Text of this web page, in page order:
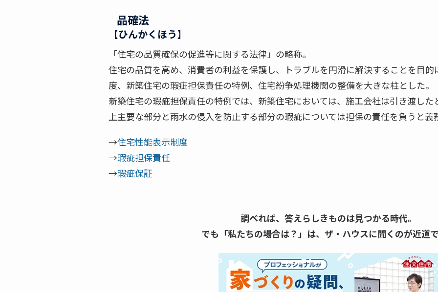
品確法
【ひんかくほう】
「住宅の品質確保の促進等に関する法律」の略称。
住宅の品質を高め、消費者の利益を保護し、トラブルを円滑に解決することを目
度、新築住宅の瑕疵担保責任の特例、住宅紛争処理機関の整備を大きな柱とした。
新築住宅の瑕疵担保責任の特例では、新築住宅においては、施工会社は引き渡し
上主要な部分と雨水の侵入を防止する部分の瑕疵については担保の責任を負うと義
→住宅性能表示制度
→瑕疵担保責任
→瑕疵保証
調べれば、答えらしきものは見つかる時代。
でも「私たちの場合は？」は、 ザ・ハウスに聞くのが近道